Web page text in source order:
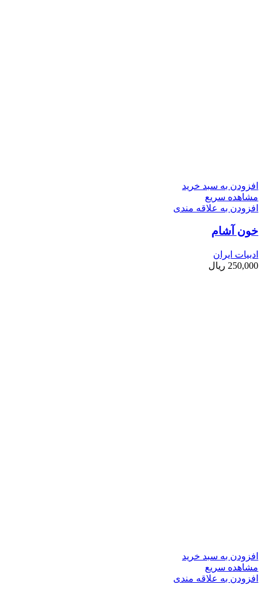
افزودن به سبد خرید
مشاهده سریع
افزودن به علاقه مندی
خون آشام
ادبیات ایران
250,000 ریال
افزودن به سبد خرید
مشاهده سریع
افزودن به علاقه مندی